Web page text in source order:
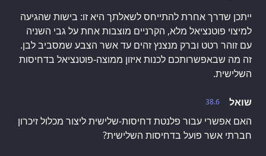
ייתכן שדרך אחרת להתייחס לשאלתך היא זו: בישות שהגיעה
למיצוי פוטנציאל מלא, הקרניים מוצבות אחת על גבי השניה
עם זוהר רטט וברק מנצנץ זהים עד אשר הצבע שמסביב לבן.
זה מה שבאפשרותכם לכנות איזון ממוצה-פוטנציאל בדחיסות
השלישית.
38.6
שואל
האם אפשרי עבור פלנטת דחיסות-שלישית ליצור מכלול זיכרון
חברתי אשר פועל בדחיסות השלישית?